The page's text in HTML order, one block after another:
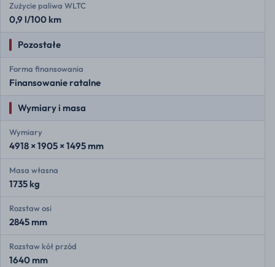
Zużycie paliwa WLTC
0,9 l/100 km
Pozostałe
Forma finansowania
Finansowanie ratalne
Wymiary i masa
Wymiary
4918 × 1905 × 1495 mm
Masa własna
1735 kg
Rozstaw osi
2845 mm
Rozstaw kół przód
1640 mm